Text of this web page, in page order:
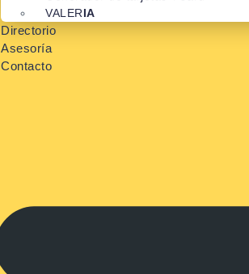
VALERIA
Directorio
Asesoría
Contacto